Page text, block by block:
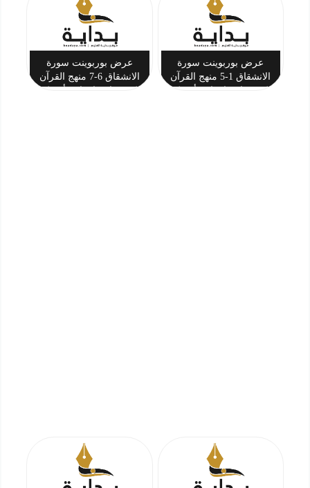
عرض بوربوينت سورة
الانشقاق 1-5 منهج القرآن
عرض بوربوينت سورة
الانشقاق 6-7 منهج القرآن